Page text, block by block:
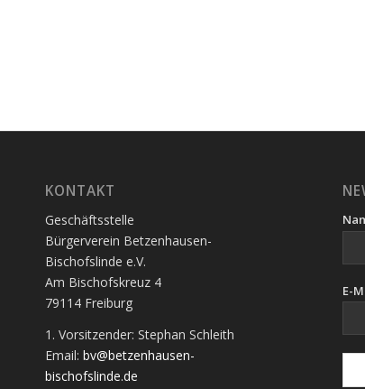
KONTAKT
Geschäftsstelle
Bürgerverein Betzenhausen-
Bischofslinde e.V.
Am Bischofskreuz 4
79114 Freiburg
1. Vorsitzender: Stephan Schleith
Email: bv@betzenhausen-
bischofslinde.de
E-